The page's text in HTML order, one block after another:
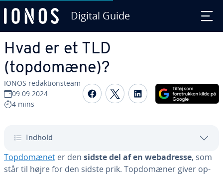
Digital Guide
Hvad er et TLD
(topdomæne)?
IONOS re­dak­tions­team
09.09.2024
4 mins
Del på Facebook
Del på Twitter
Del på LinkedIn
Indhold
Top­do­mæ­net er den sidste del af en we­badres­se, som
står til højre for den sidste prik. Top­do­mæ­ner giver op­